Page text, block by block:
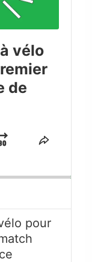
vélo
de
JumpShare
pour